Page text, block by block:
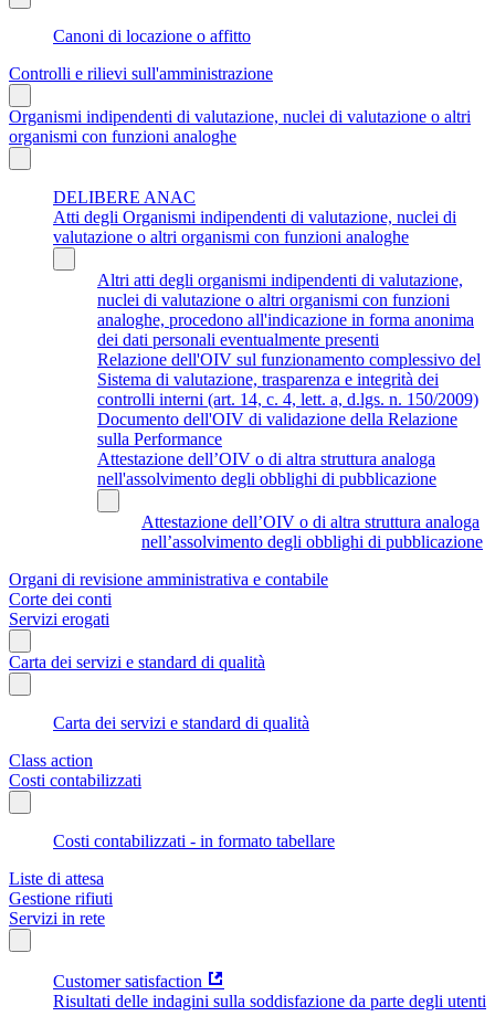
Canoni di locazione o affitto
Controlli e rilievi sull'amministrazione
Organismi indipendenti di valutazione, nuclei di valutazione o altri
organismi con funzioni analoghe
DELIBERE ANAC
Atti degli Organismi indipendenti di valutazione, nuclei di
valutazione o altri organismi con funzioni analoghe
Altri atti degli organismi indipendenti di valutazione,
nuclei di valutazione o altri organismi con funzioni
analoghe, procedono all'indicazione in forma anonima
dei dati personali eventualmente presenti
Relazione dell'OIV sul funzionamento complessivo del
Sistema di valutazione, trasparenza e integrità dei
controlli interni (art. 14, c. 4, lett. a, d.lgs. n. 150/2009)
Documento dell'OIV di validazione della Relazione
sulla Performance
Attestazione dell’OIV o di altra struttura analoga
nell'assolvimento degli obblighi di pubblicazione
Attestazione dell’OIV o di altra struttura analoga
nell’assolvimento degli obblighi di pubblicazione
Organi di revisione amministrativa e contabile
Corte dei conti
Servizi erogati
Carta dei servizi e standard di qualità
Carta dei servizi e standard di qualità
Class action
Costi contabilizzati
Costi contabilizzati - in formato tabellare
Liste di attesa
Gestione rifiuti
Servizi in rete
Customer satisfaction
Risultati delle indagini sulla soddisfazione da parte degli utenti